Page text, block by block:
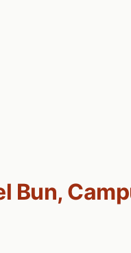
Bun,